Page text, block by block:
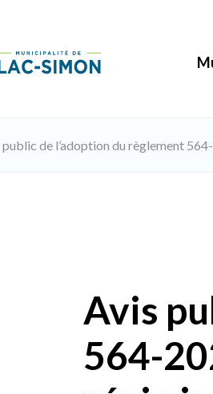
de l’adoption du règlement
Avis
564-